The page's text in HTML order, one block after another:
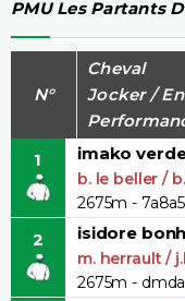
PMU Les Partants
N°
Cheval
Jocker /
1
imako
b. le beller /
2675m -
2 isidore
m. herrault /
2675m -